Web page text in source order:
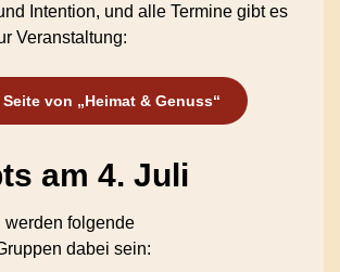
Intention, und alle Termine gibt es
Veranstaltung:
von „Heimat & Genuss“
am 4. Juli
werden folgende
dabei sein: